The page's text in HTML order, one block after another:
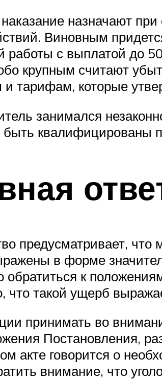
назначают
Виновным
работы с выплатой до
крупным считают
и тарифам, которые
занимался
квалифицированы
предусматривает,
в форме
к
что такой ущерб
принимать во
Постановления,
акте говорится о
внимание, что